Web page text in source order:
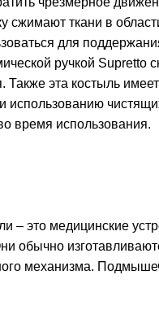
сжимают ткани в
для
ручкой Supretto
Также эта костыль
и использованию
время использования.
– это медицинские
обычно
механизма.